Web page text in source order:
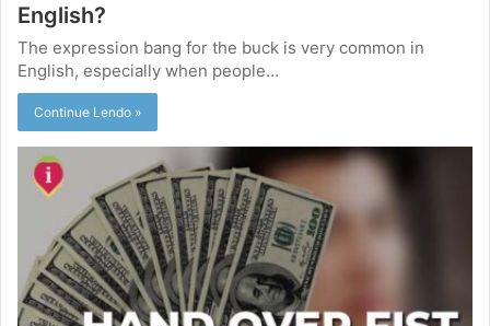
English?
The expression bang for the buck is very common in
English, especially when people…
Continue Lendo »